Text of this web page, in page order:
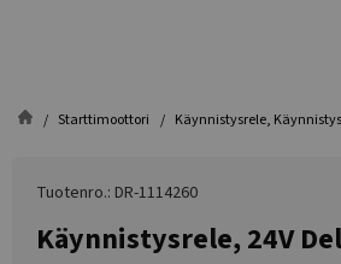
Starttimoottori Käynnistysrele,
Tuotenro.: DR-1114260
Käynnistysrele, 24V